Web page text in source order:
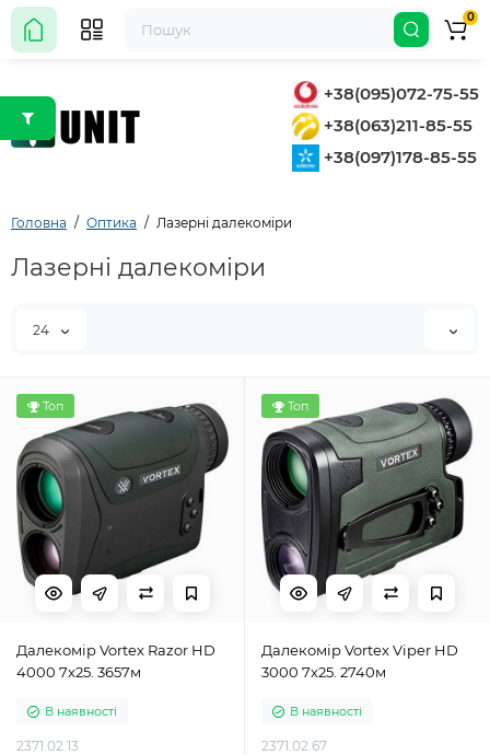
+38(095)072-75-55
+38(063)211-85-55
+38(097)178-85-55
0
Головна Оптика Лазерні далекоміри
Лазерні далекоміри
24
Топ
Далекомір Vortex Razor HD
4000 7х25. 3657м
В наявності
2371.02.13
Топ
Далекомір Vortex Viper HD
3000 7х25. 2740м
В наявності
2371.02.67